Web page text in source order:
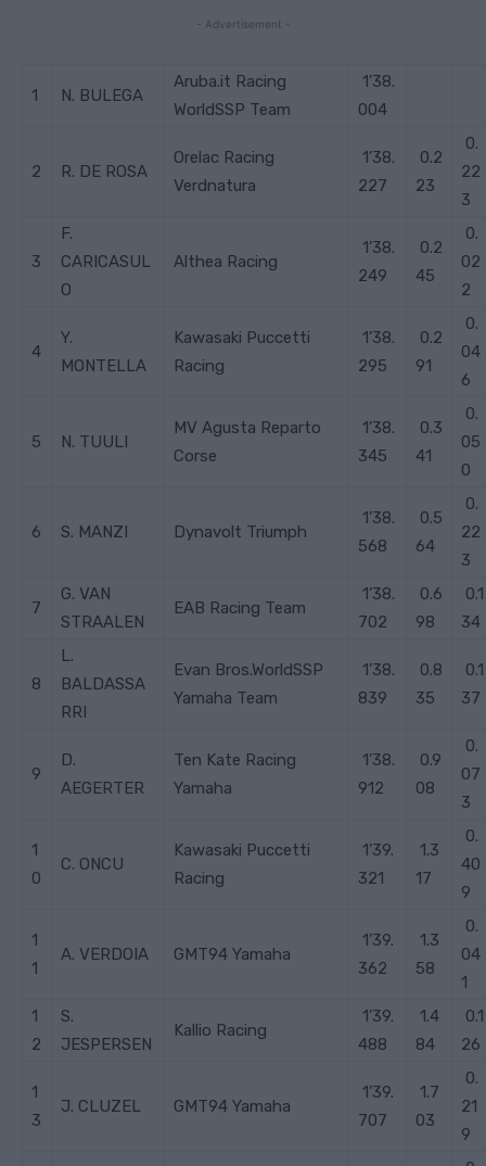
- Advertisement -
1 N. BULEGA
Aruba.it Racing
WorldSSP Team
1’38.
004
2 R. DE ROSA
Orelac Racing
Verdnatura
1’38.
227
0.2
23
0.
22
3
3
F.
CARICASUL
O
Althea Racing
1’38.
249
0.2
45
0.
02
2
4
Y.
MONTELLA
Kawasaki Puccetti
Racing
1’38.
295
0.2
91
0.
04
6
5 N. TUULI
MV Agusta Reparto
Corse
1’38.
345
0.3
41
0.
05
0
6 S. MANZI Dynavolt Triumph
1’38.
568
0.5
64
0.
22
3
7
G. VAN
STRAALEN
EAB Racing Team
1’38.
702
0.6
98
0.1
34
8
L.
BALDASSA
RRI
Evan Bros.WorldSSP
Yamaha Team
1’38.
839
0.8
35
0.1
37
9
D.
AEGERTER
Ten Kate Racing
Yamaha
1’38.
912
0.9
08
0.
07
3
1
0
C. ONCU
Kawasaki Puccetti
Racing
1’39.
321
1.3
17
0.
40
9
1
1
A. VERDOIA GMT94 Yamaha
1’39.
362
1.3
58
0.
04
1
1
2
S.
JESPERSEN
Kallio Racing
1’39.
488
1.4
84
0.1
26
1
3
J. CLUZEL GMT94 Yamaha
1’39.
707
1.7
03
0.
21
9